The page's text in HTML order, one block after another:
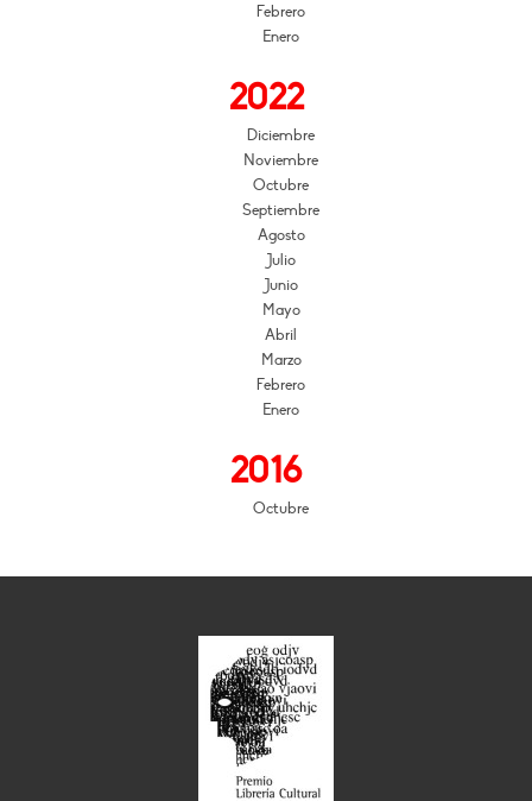
Febrero
Enero
2022
Diciembre
Noviembre
Octubre
Septiembre
Agosto
Julio
Junio
Mayo
Abril
Marzo
Febrero
Enero
2016
Octubre